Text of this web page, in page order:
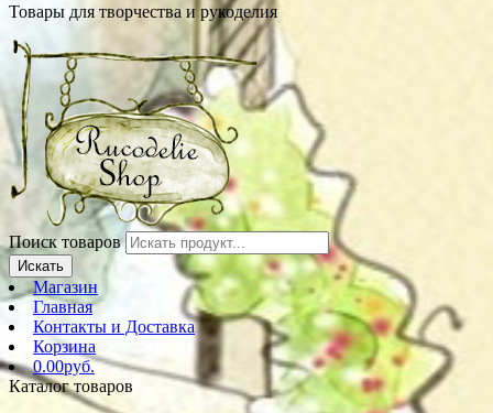
Товары для творчества и рукоделия
Поиск товаров
Искать
Магазин
Главная
Контакты и Доставка
Корзина
0.00руб.
Каталог товаров